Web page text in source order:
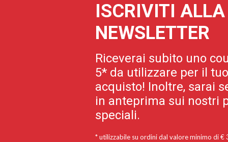
ISCRIVITI
NEWSLETTER
Riceverai subito uno
5* da utilizzare per il
acquisto! Inoltre, sarai
in anteprima sui nostri
speciali.
* utilizzabile su ordini dal valore minimo di €